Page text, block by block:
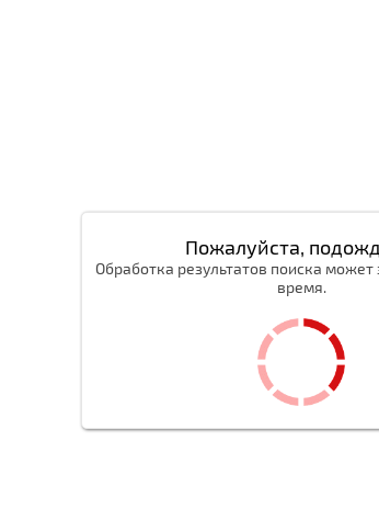
Пожалуйста,
Обработка результатов поиска может
время.